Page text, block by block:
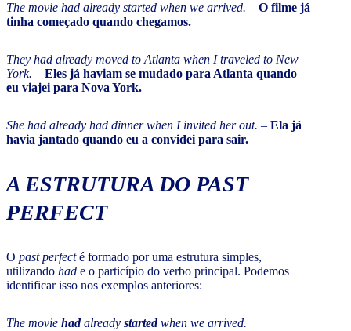
The movie had already started when we arrived. – O filme já
tinha começado quando chegamos.
They had already moved to Atlanta when I traveled to New
York. – Eles já haviam se mudado para Atlanta quando
eu viajei para Nova York.
She had already had dinner when I invited her out. – Ela já
havia jantado quando eu a convidei para sair.
A ESTRUTURA DO PAST
PERFECT
O past perfecté formado por uma estrutura simples,
utilizando had e o particípio do verbo principal. Podemos
identificar isso nos exemplos anteriores:
The movie hadalready startedwhen we arrived.